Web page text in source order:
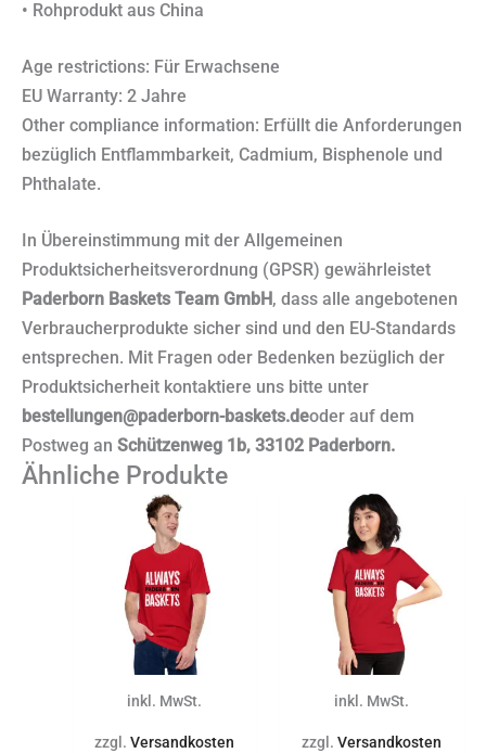
• Rohprodukt aus China
Age restrictions: Für Erwachsene
EU Warranty: 2 Jahre
Other compliance information: Erfüllt die Anforderungen
bezüglich Entflammbarkeit, Cadmium, Bisphenole und
Phthalate.
In Übereinstimmung mit der Allgemeinen
Produktsicherheitsverordnung (GPSR) gewährleistet
Paderborn Baskets Team GmbH, dass alle angebotenen
Verbraucherprodukte sicher sind und den EU-Standards
entsprechen. Mit Fragen oder Bedenken bezüglich der
Produktsicherheit kontaktiere uns bitte unter
bestellungen@paderborn-baskets.deoder auf dem
Postweg an Schützenweg 1b, 33102 Paderborn.
Ähnliche Produkte
inkl. MwSt.
zzgl.Versandkosten
weist
mehrere
Varianten
auf.
Die
Optionen
können
inkl. MwSt.
zzgl.Versandkosten
weist
mehrere
auf.
Optionen
können